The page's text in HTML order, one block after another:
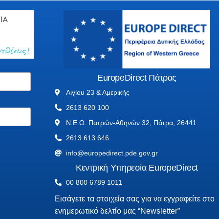
EuropeDirect Πάτρας
Αιγίου 23 & Αμερικής
2613 620 100
Ν.Ε.Ο. Πατρών-Αθηνών 32, Πάτρα, 26441
2613 613 646
info@europedirect.pde.gov.gr
Κεντρική Υπηρεσία EuropeDirect
00 800 6789 1011
Εισάγετε τα στοιχεία σας για να εγγραφείτε στο
ενημερωτικό δελτίο μας “Newsletter”